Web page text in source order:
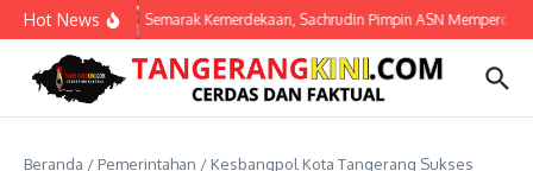
Lewati ke konten
Hot News Semarak Kemerdekaan, Sachrudin Pimpin ASN
Beranda / Pemerintahan / Kesbangpol Kota Tangerang Sukses